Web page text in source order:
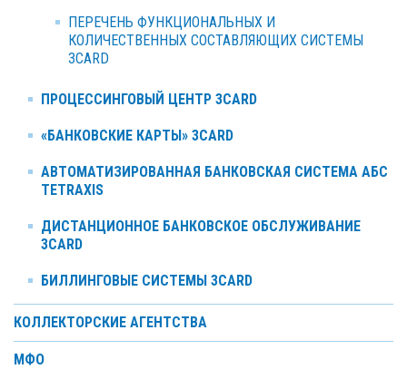
ПЕРЕЧЕНЬ ФУНКЦИОНАЛЬНЫХ И
КОЛИЧЕСТВЕННЫХ СОСТАВЛЯЮЩИХ СИСТЕМЫ
3CARD
ПРОЦЕССИНГОВЫЙ ЦЕНТР 3CARD
«БАНКОВСКИЕ КАРТЫ» 3CARD
АВТОМАТИЗИРОВАННАЯ БАНКОВСКАЯ СИСТЕМА АБС
TETRAXIS
ДИСТАНЦИОННОЕ БАНКОВСКОЕ ОБСЛУЖИВАНИЕ
3CARD
БИЛЛИНГОВЫЕ СИСТЕМЫ 3CARD
КОЛЛЕКТОРСКИЕ АГЕНТСТВА
МФО